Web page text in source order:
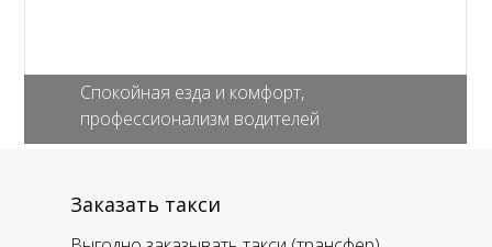
Спокойная езда и комфорт,
профессионализм водителей
Заказать такси